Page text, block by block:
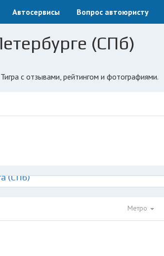
Автосервисы Вопрос автоюристу
(СПб)
с отзывами, рейтингом и фотографиями.
(СПб)
Метро